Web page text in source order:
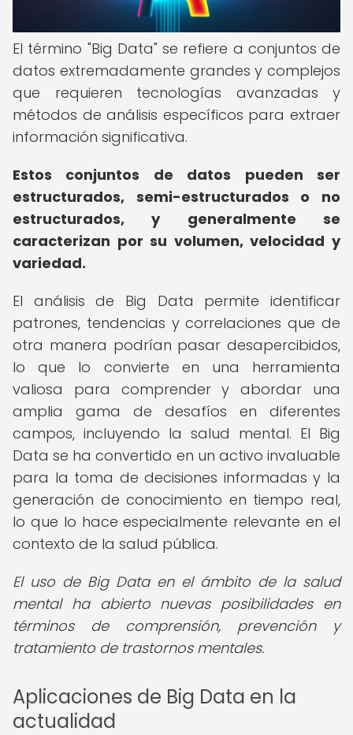
El término "Big Data" se refiere a conjuntos de
datos extremadamente grandes y complejos
que requieren tecnologías avanzadas y
métodos de análisis específicos para extraer
información significativa.
Estos conjuntos de datos pueden ser
estructurados, semi-estructurados o no
estructurados, y generalmente se
caracterizan por su volumen, velocidad y
variedad.
El análisis de Big Data permite identificar
patrones, tendencias y correlaciones que de
otra manera podrían pasar desapercibidos,
lo que lo convierte en una herramienta
valiosa para comprender y abordar una
amplia gama de desafíos en diferentes
campos, incluyendo la salud mental. El Big
Data se ha convertido en un activo invaluable
para la toma de decisiones informadas y la
generación de conocimiento en tiempo real,
lo que lo hace especialmente relevante en el
contexto de la salud pública.
El uso de Big Data en el ámbito de la salud
mental ha abierto nuevas posibilidades en
términos de comprensión, prevención y
tratamiento de trastornos mentales.
Aplicaciones de Big Data en la
actualidad